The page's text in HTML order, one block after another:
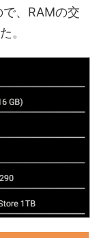
、RAMの交
。